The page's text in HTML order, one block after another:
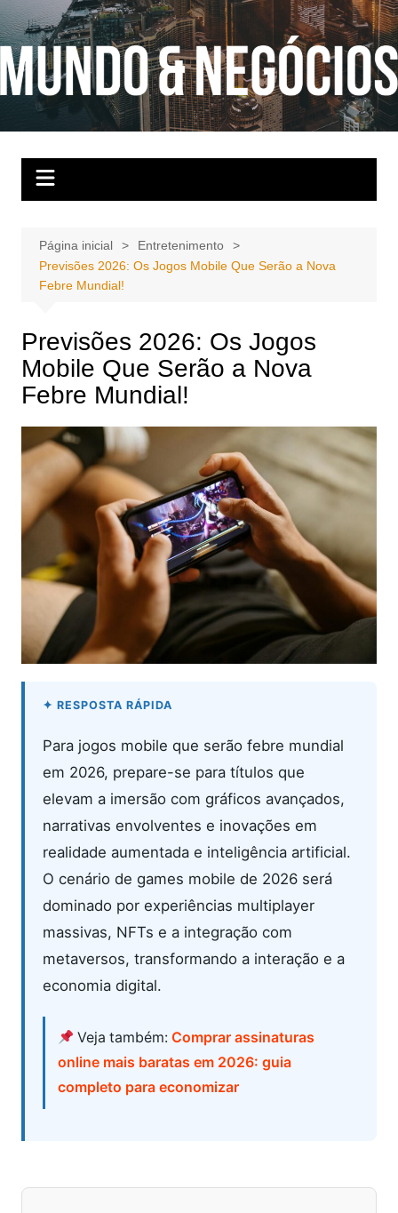
para
conteúdo
Página inicial
Entretenimento
Previsões 2026: Os Jogos Mobile Que Serão a Nova
Febre Mundial!
Previsões 2026: Os Jogos
Mobile Que Serão a Nova
Febre Mundial!
Para jogos mobile que serão febre mundial
em 2026, prepare-se para títulos que
elevam a imersão com gráficos avançados,
narrativas envolventes e inovações em
realidade aumentada e inteligência artificial.
O cenário de games mobile de 2026 será
dominado por experiências multiplayer
massivas, NFTs e a integração com
metaversos, transformando a interação e a
economia digital.
Veja também:Comprar assinaturas
online mais baratas em 2026: guia
completo para economizar